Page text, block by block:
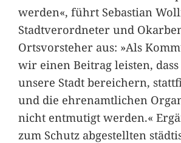
werden«, führt Sebastian
Stadtverordneter und
Ortsvorsteher aus: »Als
wir einen Beitrag leisten, dass
unsere Stadt bereichern,
und die ehrenamtlichen
nicht entmutigt werden.«
zum Schutz abgestellten